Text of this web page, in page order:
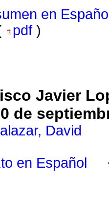
en
pdf )
Javier
de
David
en Español